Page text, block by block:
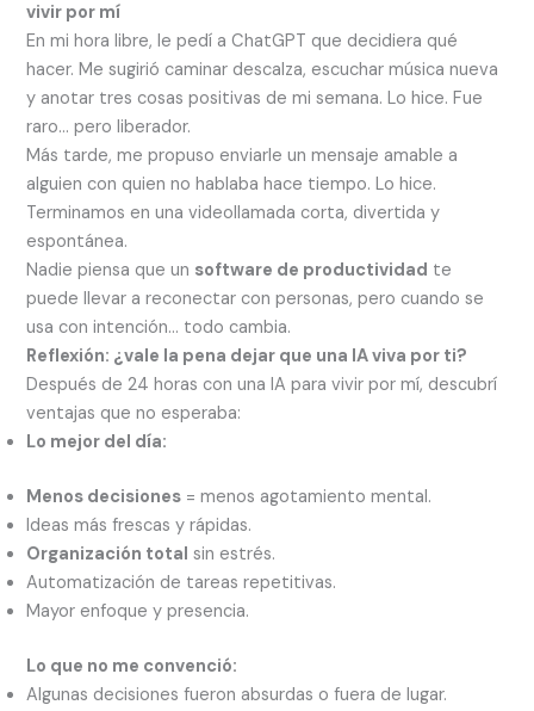
vivir por mí
En mi hora libre, le pedí a ChatGPT que decidiera qué
hacer. Me sugirió caminar descalza, escuchar música nueva
y anotar tres cosas positivas de mi semana. Lo hice. Fue
raro… pero liberador.
Más tarde, me propuso enviarle un mensaje amable a
alguien con quien no hablaba hace tiempo. Lo hice.
Terminamos en una videollamada corta, divertida y
espontánea.
Nadie piensa que un software de productividad te
puede llevar a reconectar con personas, pero cuando se
usa con intención… todo cambia.
Reflexión: ¿vale la pena dejar que una IA viva por ti?
Después de 24 horas con una IA para vivir por mí, descubrí
ventajas que no esperaba:
Lo mejor del día:
Menos decisiones = menos agotamiento mental.
Ideas más frescas y rápidas.
Organización total sin estrés.
Automatización de tareas repetitivas.
Mayor enfoque y presencia.
Lo que no me convenció:
Algunas decisiones fueron absurdas o fuera de lugar.